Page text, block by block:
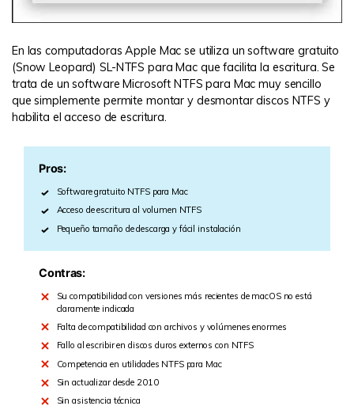
En las computadoras Apple Mac se utiliza un software gratuito
(Snow Leopard) SL-NTFS para Mac que facilita la escritura. Se
trata de un software Microsoft NTFS para Mac muy sencillo
que simplemente permite montar y desmontar discos NTFS y
habilita el acceso de escritura.
Pros:
Software gratuito NTFS para Mac
Acceso de escritura al volumen NTFS
Pequeño tamaño de descarga y fácil instalación
Contras:
Su compatibilidad con versiones más recientes de macOS no está
claramente indicada
Falta de compatibilidad con archivos y volúmenes enormes
Fallo al escribir en discos duros externos con NTFS
Competencia en utilidades NTFS para Mac
Sin actualizar desde 2010
Sin asistencia técnica